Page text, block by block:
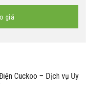
giá
Cuckoo – Dịch vụ Uy